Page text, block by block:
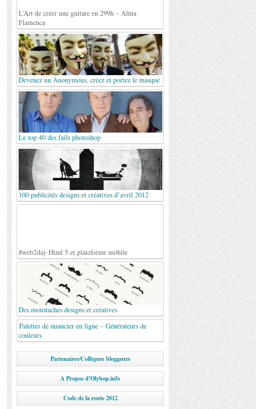
L’Art de créer une guitare en 299h – Alma
Flamenca
Devenez un Anonymous, créez et portez le masque
Le top 40 des fails photoshop
100 publicités designs et créatives d’avril 2012
#web2day Html 5 et plateforme mobile
Des moustaches designs et créatives
Palettes de nuancier en ligne – Générateurs de
couleurs
Partenaires/Collègues bloggeurs
A Propos d'Olybop.info
Code de la route 2012